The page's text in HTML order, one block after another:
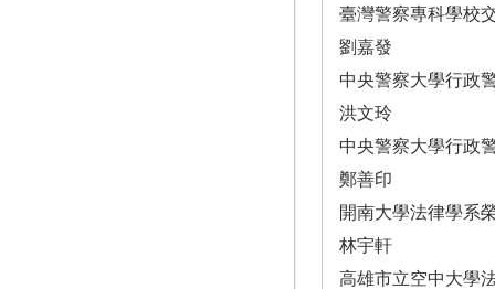
臺灣警察專科學校
劉嘉發
中央警察大學行政
洪文玲
中央警察大學行政
鄭善印
開南大學法律學系
林宇軒
高雄市立空中大學